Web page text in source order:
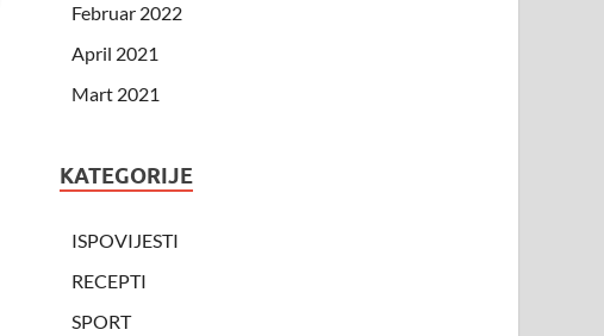
Februar 2022
April 2021
Mart 2021
KATEGORIJE
ISPOVIJESTI
RECEPTI
SPORT